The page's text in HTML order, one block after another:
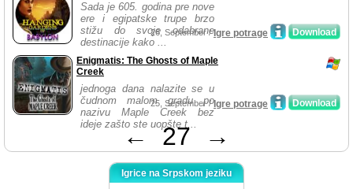
Sada je 605. godina pre nove
ere i egipatske trupe brzo
stižu do svoje odabrane
destinacije kako ...
Download
26, September /Igre potrage
Enigmatis: The Ghosts of Maple
Creek
jednoga dana nalazite se u
čudnom malom gradu po
nazivu Maple Creek bez
ideje zašto ste uopšte t...
Download
25, September /Igre potrage
← 27 →
Igrice na Srpskom jeziku